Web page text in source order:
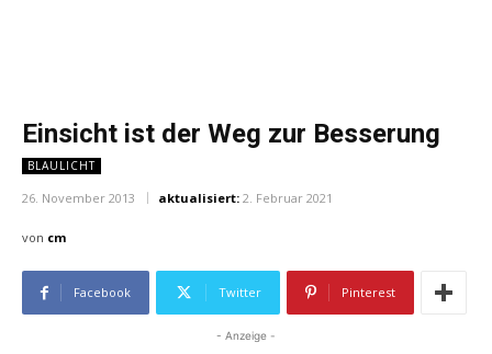
Einsicht ist der Weg zur Besserung
BLAULICHT
26. November 2013 aktualisiert: 2. Februar 2021
von cm
Facebook Twitter Pinterest
- Anzeige -